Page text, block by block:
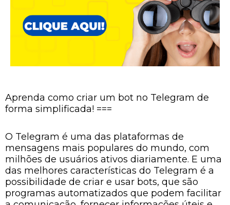
Aprenda como criar um bot no Telegram de
forma simplificada! ===
O Telegram é uma das plataformas de
mensagens mais populares do mundo, com
milhões de usuários ativos diariamente. E uma
das melhores características do Telegram é a
possibilidade de criar e usar bots, que são
programas automatizados que podem facilitar